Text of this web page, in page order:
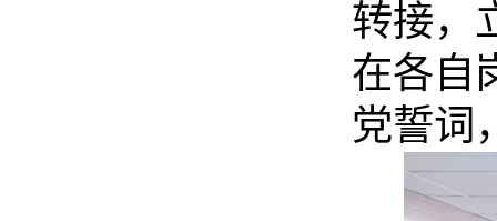
转接，
在各自
党誓词